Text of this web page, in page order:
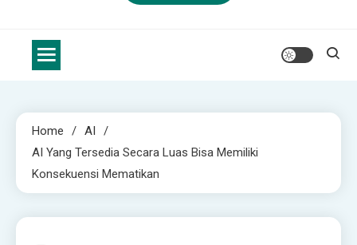
Home
AI
AI Yang Tersedia Secara Luas Bisa Memiliki
Konsekuensi Mematikan